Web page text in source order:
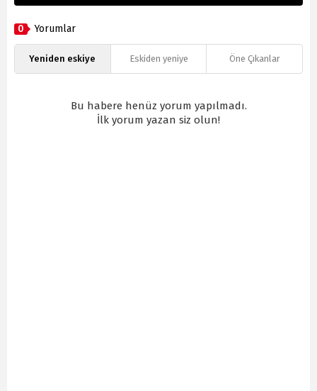
0 Yorumlar
Yeniden eskiye Eskiden yeniye Öne Çıkanlar
Bu habere henüz yorum yapılmadı.
İlk yorum yazan siz olun!